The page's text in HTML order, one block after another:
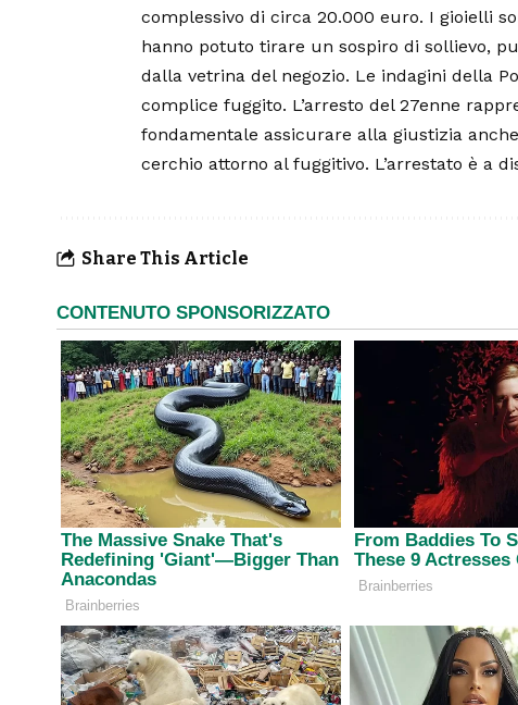
complessivo di circa 20.000 euro. I gioielli
hanno potuto tirare un sospiro di sollievo,
dalla vetrina del negozio. Le indagini della
complice fuggito. L’arresto del 27enne
fondamentale assicurare alla giustizia
cerchio attorno al fuggitivo. L’arrestato è a
Share This Article